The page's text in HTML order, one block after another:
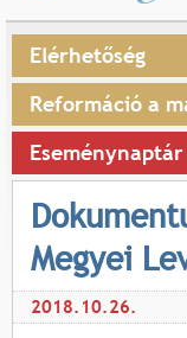
Elérhetőség
Reformáció a
Eseménynaptár
Megyei
2018.10.26.